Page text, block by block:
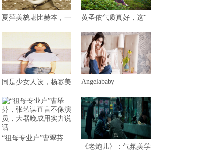
夏萍美貌堪比赫本，一 黄圣依气质真好，这"
同是少女人设，杨幂美 Angelababy
“祖母专业户”曹翠芬
《老炮儿》：气氛美学